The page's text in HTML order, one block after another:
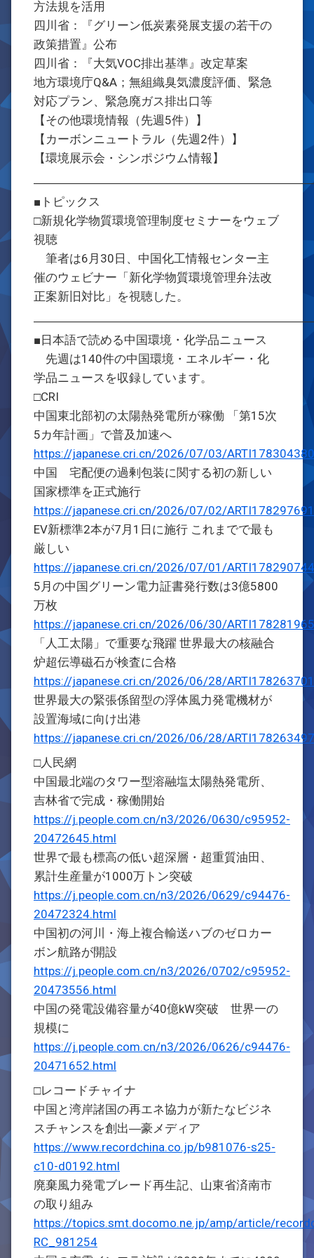
方法規を活用
四川省：『グリーン低炭素発展支援の若干の
政策措置』公布
四川省：『大気VOC排出基準』改定草案
地方環境庁Q&A；無組織臭気濃度評価、緊急
対応プラン、緊急廃ガス排出口等
【その他環境情報（先週5件）】
【カーボンニュートラル（先週2件）】
【環境展示会・シンポジウム情報】
■トピックス
□新規化学物質環境管理制度セミナーをウェブ
視聴
筆者は6月30日、中国化工情報センター主
催のウェビナー「新化学物質環境管理弁法改
正案新旧対比」を視聴した。
■日本語で読める中国環境・化学品ニュース
先週は140件の中国環境・エネルギー・化
学品ニュースを収録しています。
□CRI
中国東北部初の太陽熱発電所が稼働 「第15次
5カ年計画」で普及加速へ
https://japanese.cri.cn/2026/07/03/
中国 宅配便の過剰包装に関する初の新しい
国家標準を正式施行
https://japanese.cri.cn/2026/07/02/
EV新標準2本が7月1日に施行 これまでで最も
厳しい
https://japanese.cri.cn/2026/07/01/
5月の中国グリーン電力証書発行数は3億5800
万枚
https://japanese.cri.cn/2026/06/30/
「人工太陽」で重要な飛躍 世界最大の核融合
炉超伝導磁石が検査に合格
https://japanese.cri.cn/2026/06/28/
世界最大の緊張係留型の浮体風力発電機材が
設置海域に向け出港
https://japanese.cri.cn/2026/06/28/
□人民網
中国最北端のタワー型溶融塩太陽熱発電所、
吉林省で完成・稼働開始
https://j.people.com.cn/n3/2026/0630/c95952-
20472645.html
世界で最も標高の低い超深層・超重質油田、
累計生産量が1000万トン突破
https://j.people.com.cn/n3/2026/0629/c94476-
20472324.html
中国初の河川・海上複合輸送ハブのゼロカー
ボン航路が開設
https://j.people.com.cn/n3/2026/0702/c95952-
20473556.html
中国の発電設備容量が40億kW突破 世界一の
規模に
https://j.people.com.cn/n3/2026/0626/c94476-
20471652.html
□レコードチャイナ
中国と湾岸諸国の再エネ協力が新たなビジネ
スチャンスを創出―豪メディア
https://www.recordchina.co.jp/b981076-s25-
c10-d0192.html
廃棄風力発電ブレード再生記、山東省済南市
の取り組み
https://topics.smt.docomo.ne.jp/amp/article/
RC_981254